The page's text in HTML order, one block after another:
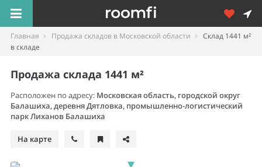
Главная Продажа складов в Московской области
Склад 1441 м²
в складе
Продажа склада 1441 м²
Расположен по адресу: Московская область, городской округ
Балашиха, деревня Дятловка, промышленно-логистический
парк Лиханов Балашиха
На карте